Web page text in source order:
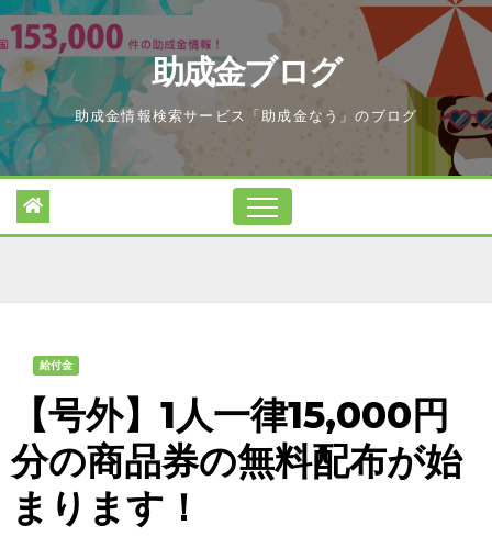
Skip
to
content
助成金ブログ
助成金情報検索サービス「助成金なう」のブログ
給付金
【号外】1人一律15,000円
分の商品券の無料配布が始
まります！